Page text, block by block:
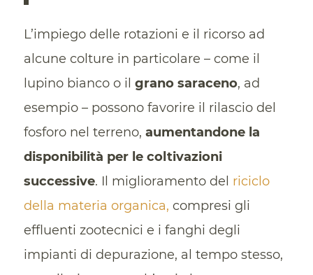
L’impiego delle rotazioni e il ricorso ad
alcune colture in particolare – come il
lupino bianco o il grano saraceno, ad
esempio – possono favorire il rilascio del
fosforo nel terreno, aumentandone la
disponibilità per le coltivazioni
successive. Il miglioramento del riciclo
della materia organica, compresi gli
effluenti zootecnici e i fanghi degli
impianti di depurazione, al tempo stesso,